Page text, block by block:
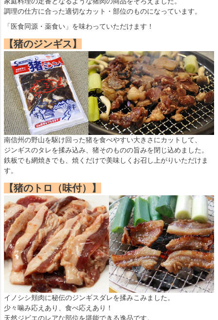
調理の仕方に合った適切なカット・部位のものになっています。
「医食同源・薬食い」を味わっていただけます！
【猪のジンギス】
南信州の野山を駆け回った猪を食べやすい大きさにカットして、
ジンギスのタレを揉み込み、猪そのものの旨みを閉じ込めました。
鉄板でも網焼きでも、焼くだけで美味しくお召し上がりいただけま
す。
【猪のトロ（味付）】
イノシシ頬肉に秘伝のジンギスダレを揉みこみました。
少々噛み応えあり、食べ応えあり！
天然ジビエのレアな部位を堪能できる逸品です。